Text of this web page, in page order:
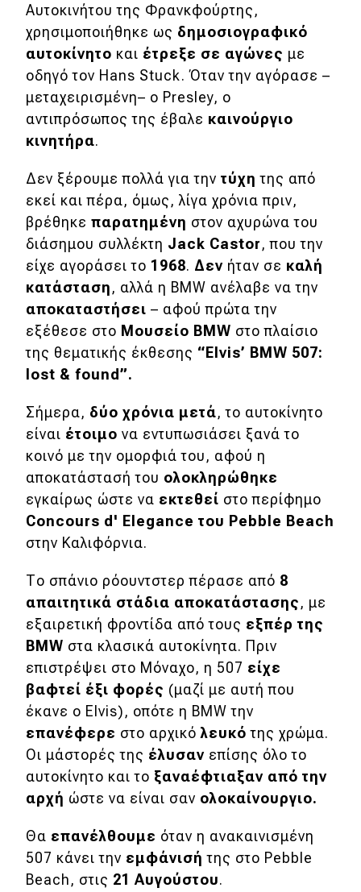
Test Drive
Δοκιμή
Αποστολή
Συγκρίνουμε
Αγώνες
Formula 1
WRC
Motorsport
Eco
Νέα
Τεχνολογία
Mobility
Σταθμοί φόρτισης
Classic
Παρουσιάσεις
DRIVE Away
MOTO
Μεταχειρισμένο
Οδηγός αγοράς
Συμβουλές
Χρηστικά
Αυτοκινήτου της Φρανκφούρτης,
χρησιμοποιήθηκε ως δημοσιογραφικό
αυτοκίνητο και έτρεξε σε αγώνες με
οδηγό τον Hans Stuck. Όταν την αγόρασε –
μεταχειρισμένη– ο Presley, ο
αντιπρόσωπος της έβαλε καινούργιο
κινητήρα.
Δεν ξέρουμε πολλά για την τύχη της από
εκεί και πέρα, όμως, λίγα χρόνια πριν,
βρέθηκε παρατημένη στον αχυρώνα του
διάσημου συλλέκτη Jack Castor, που την
είχε αγοράσει το 1968. Δεν ήταν σε καλή
κατάσταση, αλλά η BMW ανέλαβε να την
αποκαταστήσει – αφού πρώτα την
εξέθεσε στο Μουσείο BMW στο πλαίσιο
της θεματικής έκθεσης “Elvis’ BMW 507:
lost & found”.
Σήμερα, δύο χρόνια μετά, το αυτοκίνητο
είναι έτοιμο να εντυπωσιάσει ξανά το
κοινό με την ομορφιά του, αφού η
αποκατάστασή του ολοκληρώθηκε
εγκαίρως ώστε να εκτεθεί στο περίφημο
Concours d' Elegance του Pebble Beach
στην Καλιφόρνια.
Το σπάνιο ρόουντστερ πέρασε από 8
απαιτητικά στάδια αποκατάστασης, με
εξαιρετική φροντίδα από τους εξπέρ της
BMW στα κλασικά αυτοκίνητα. Πριν
επιστρέψει στο Μόναχο, η 507 είχε
βαφτεί έξι φορές (μαζί με αυτή που
έκανε ο Elvis), οπότε η BMW την
επανέφερε στο αρχικό λευκό της χρώμα.
Οι μάστορές της έλυσαν επίσης όλο το
αυτοκίνητο και το ξαναέφτιαξαν από την
αρχή ώστε να είναι σαν ολοκαίνουργιο.
Θα επανέλθουμε όταν η ανακαινισμένη
507 κάνει την εμφάνισή της στο Pebble
Beach, στις 21 Αυγούστου.